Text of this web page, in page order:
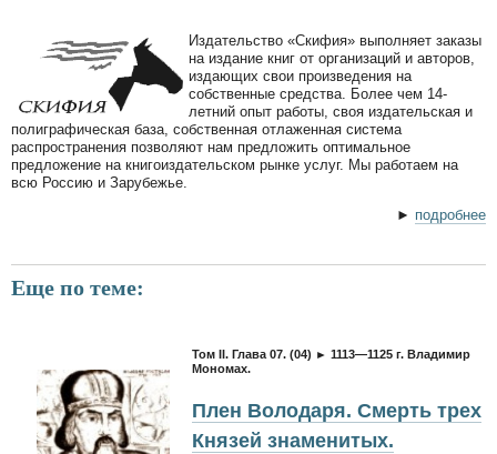
Издательство «Скифия» выполняет заказы
на издание книг от организаций и авторов,
издающих свои произведения на
собственные средства. Более чем 14-
летний опыт работы, своя издательская и
полиграфическая база, собственная отлаженная система
распространения позволяют нам предложить оптимальное
предложение на книгоиздательском рынке услуг. Мы работаем на
всю Россию и Зарубежье.
► подробнее
Еще по теме:
Том II. Глава 07. (04) ► 1113—1125 г. Владимир
Мономах.
Плен Володаря. Смерть трех
Князей знаменитых.